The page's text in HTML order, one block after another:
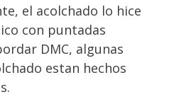
el acolchado lo hice
con puntadas
DMC, algunas
estan hechos